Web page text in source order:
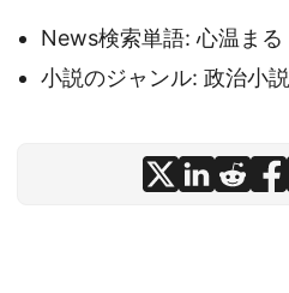
News検索単語: 心温まる
小説のジャンル: 政治小説